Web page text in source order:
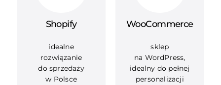
Shopify
idealne
rozwiązanie
do sprzedaży
w Polsce
WooCommerce
sklep
na WordPress,
idealny do pełnej
personalizacji